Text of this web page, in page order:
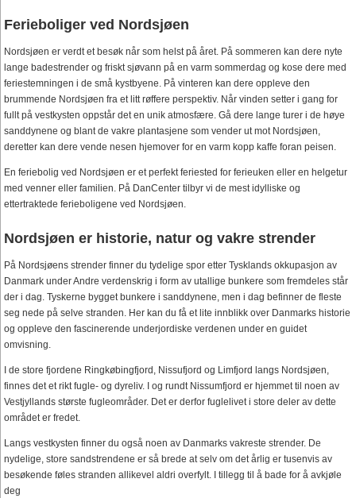
Ferieboliger ved Nordsjøen
Nordsjøen er verdt et besøk når som helst på året. På sommeren kan dere nyte
lange badestrender og friskt sjøvann på en varm sommerdag og kose dere med
feriestemningen i de små kystbyene. På vinteren kan dere oppleve den
brummende Nordsjøen fra et litt røffere perspektiv. Når vinden setter i gang for
fullt på vestkysten oppstår det en unik atmosfære. Gå dere lange turer i de høye
sanddynene og blant de vakre plantasjene som vender ut mot Nordsjøen,
deretter kan dere vende nesen hjemover for en varm kopp kaffe foran peisen.
En feriebolig ved Nordsjøen er et perfekt feriested for ferieuken eller en helgetur
med venner eller familien. På DanCenter tilbyr vi de mest idylliske og
ettertraktede ferieboligene ved Nordsjøen.
Nordsjøen er historie, natur og vakre strender
På Nordsjøens strender finner du tydelige spor etter Tysklands okkupasjon av
Danmark under Andre verdenskrig i form av utallige bunkere som fremdeles står
der i dag. Tyskerne bygget bunkere i sanddynene, men i dag befinner de fleste
seg nede på selve stranden. Her kan du få et lite innblikk over Danmarks historie
og oppleve den fascinerende underjordiske verdenen under en guidet
omvisning.
I de store fjordene Ringkøbingfjord, Nissufjord og Limfjord langs Nordsjøen,
finnes det et rikt fugle- og dyreliv. I og rundt Nissumfjord er hjemmet til noen av
Vestjyllands største fugleområder. Det er derfor fuglelivet i store deler av dette
området er fredet.
Langs vestkysten finner du også noen av Danmarks vakreste strender. De
nydelige, store sandstrendene er så brede at selv om det årlig er tusenvis av
besøkende føles stranden allikevel aldri overfylt. I tillegg til å bade for å avkjøle
deg